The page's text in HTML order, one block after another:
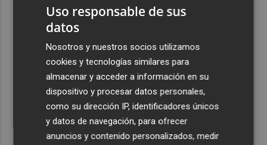
sobre la perla argentina Tiziano Perrotta
El UCAM CB más internacional: Sito tiene a 10 jugadores
que irán con sus selecciones en las ventanas FIBA
La Región de Murcia es la cuarta provincia que más
exporta a África: Marruecos, el primer destino
Uso responsable de sus
datos
Nosotros y nuestros socios utilizamos
cookies y tecnologías similares para
almacenar y acceder a información en su
dispositivo y procesar datos personales,
como su dirección IP, identificadores únicos
y datos de navegación, para ofrecer
anuncios y contenido personalizados, medir